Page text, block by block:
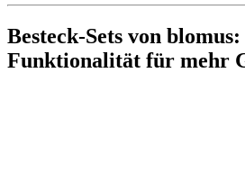
Besteck-Sets von blomus:
Funktionalität für mehr